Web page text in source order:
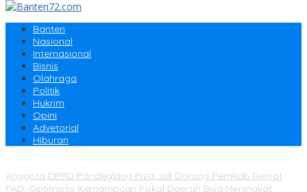
Banten
Nasional
Internasional
Bisnis
Olahraga
Politik
Hukrim
Opini
Advetorial
Hiburan
Anggota DPRD Pandeglang Riza Juli Dorong Pemkab Genjot
PAD, Optimistis Kemampuan Fiskal Daerah Bisa Meningkat